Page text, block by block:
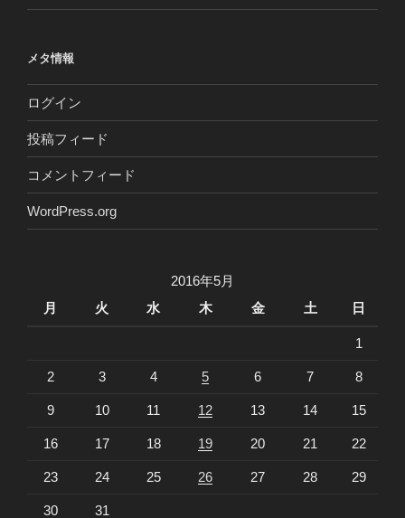
メタ情報
ログイン
投稿フィード
コメントフィード
WordPress.org
2016年5月
月
火 水 木 金 土 日
1
2 3 4 5 6 7 8
9 10 11 12 13 14 15
16 17 18 19 20 21 22
23 24 25 26 27 28 29
30 31